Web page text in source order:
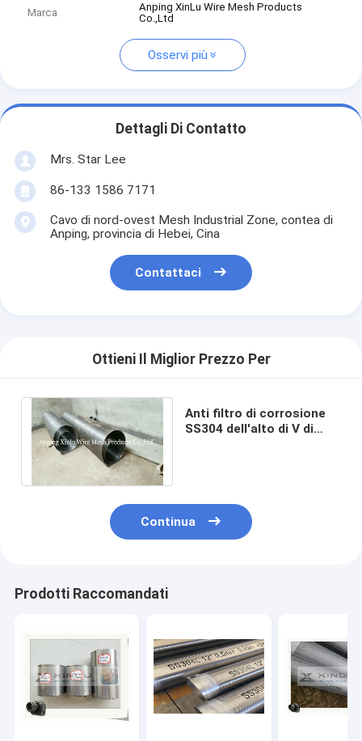
Marca
Anping XinLu Wire Mesh Products
Co.,Ltd
Osservi più
Dettagli Di Contatto
Mrs. Star Lee
86-133 1586 7171
Cavo di nord-ovest Mesh Industrial Zone, contea di
Anping, provincia di Hebei, Cina
Contattaci
Ottieni Il Miglior Prezzo Per
Anti filtro di corrosione
SS304 dell'alto di V di
Continua
Prodotti Raccomandati